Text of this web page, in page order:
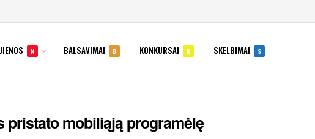
N BALSAVIMAI B KONKURSAI K SKELBIMAI S
pristato mobiliąją programėlę